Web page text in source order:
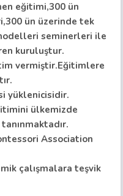
eğitimi,300 ün
ün üzerinde tek
seminerleri ile
kuruluştur.
vermiştir.Eğitimlere
yüklenicisidir.
ülkemizde
Association
çalışmalara teşvik